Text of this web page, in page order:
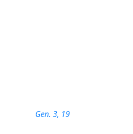
Gen. 3, 19